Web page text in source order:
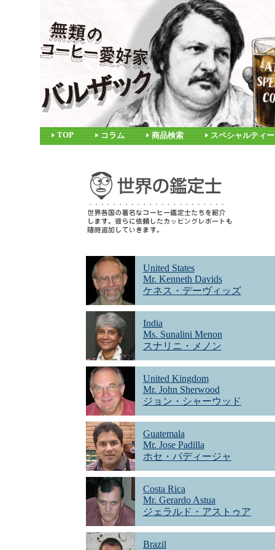
TOP コラム 商品検索 スペシャルティ
United States
Mr. Kenneth Davids
ケネス・デーヴィッズ
India
Ms. Sunalini Menon
スナリニ・メノン
United Kingdom
Mr. John Sherwood
ジョン・シャーウッド
Guatemala
Mr. Jose Padilla
ホセ・パディージャ
Costa Rica
Mr. Gerardo Astua
ジェラルド・アストゥア
Brazil